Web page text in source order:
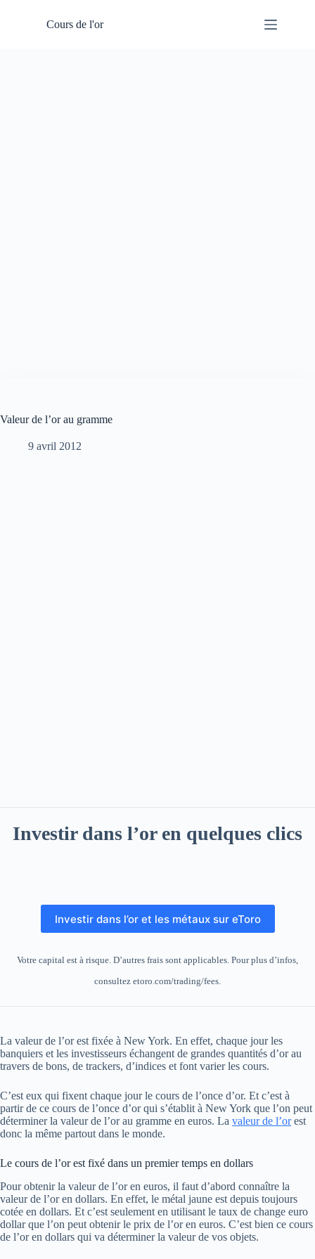
Cours de l'or
Valeur de l’or au gramme
9 avril 2012
Investir dans l’or en quelques clics
Investir dans l’or et les métaux sur eToro
Votre capital est à risque. D’autres frais sont applicables. Pour plus d’infos,
consultez etoro.com/trading/fees.
La valeur de l’or est fixée à New York. En effet, chaque jour les
banquiers et les investisseurs échangent de grandes quantités d’or au
travers de bons, de trackers, d’indices et font varier les cours.
C’est eux qui fixent chaque jour le cours de l’once d’or. Et c’est à
partir de ce cours de l’once d’or qui s’établit à New York que l’on peut
déterminer la valeur de l’or au gramme en euros. La valeur de l’orest
donc la même partout dans le monde.
Le cours de l’or est fixé dans un premier temps en dollars
Pour obtenir la valeur de l’or en euros, il faut d’abord connaître la
valeur de l’or en dollars. En effet, le métal jaune est depuis toujours
cotée en dollars. Et c’est seulement en utilisant le taux de change euro
dollar que l’on peut obtenir le prix de l’or en euros. C’est bien ce cours
de l’or en dollars qui va déterminer la valeur de vos objets.